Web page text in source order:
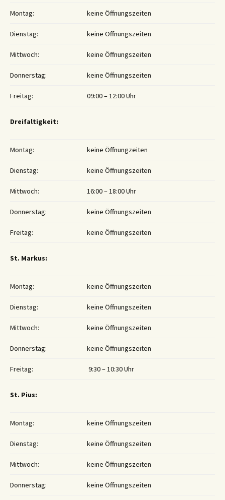
Montag: keine Öffnungszeiten
Dienstag: keine Öffnungszeiten
Mittwoch: keine Öffnungszeiten
Donnerstag: keine Öffnungszeiten
Freitag: 09:00 – 12:00 Uhr
Dreifaltigkeit:
Montag: keine Öffnungzeiten
Dienstag: keine Öffnungszeiten
Mittwoch: 16:00 – 18:00 Uhr
Donnerstag: keine Öffnungszeiten
Freitag: keine Öffnungszeiten
St. Markus:
Montag: keine Öffnungszeiten
Dienstag: keine Öffnungszeiten
Mittwoch: keine Öffnungszeiten
Donnerstag: keine Öffnungszeiten
Freitag: 9:30 – 10:30 Uhr
St. Pius:
Montag: keine Öffnungszeiten
Dienstag: keine Öffnungszeiten
Mittwoch: keine Öffnungszeiten
Donnerstag: keine Öffnungszeiten